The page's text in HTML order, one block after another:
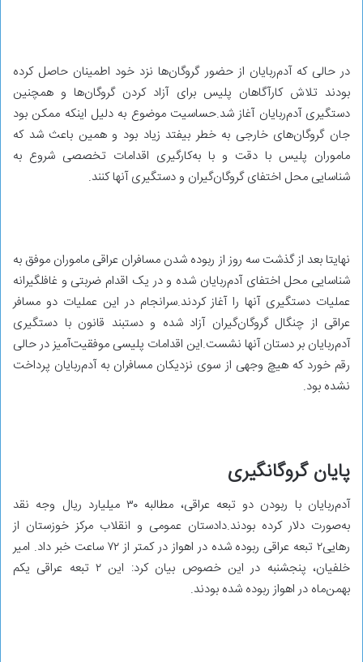
در حالی که آدم‌ربایان از حضور گروگان‌ها نزد خود اطمینان حاصل کرده
بودند تلاش کارآگاهان پلیس برای آزاد کردن گروگان‌ها و همچنین
دستگیری آدم‌ربایان آغاز شد.حساسیت موضوع به دلیل اینکه ممکن بود
جان گروگان‌های خارجی به خطر بیفتد زیاد بود و همین باعث شد که
ماموران پلیس با دقت و با به‌کارگیری اقدامات تخصصی شروع به
شناسایی محل اختفای گروگان‌گیران و دستگیری آنها کنند.
نهایتا بعد از گذشت سه روز از ربوده شدن مسافران عراقی ماموران موفق به
شناسایی محل اختفای آدم‌ربایان شده و در یک اقدام ضربتی و غافلگیرانه
عملیات دستگیری آنها را آغاز کردند.سرانجام در این عملیات دو مسافر
عراقی از چنگال گروگان‌گیران آزاد شده و دستبند قانون با دستگیری
آدم‌ربایان بر دستان آنها نشست.این اقدامات پلیسی موفقیت‌آمیز در حالی
رقم خورد که هیچ وجهی از سوی نزدیکان مسافران به آدم‌ربایان پرداخت
نشده بود.
پایان گروگانگیری
آدم‌ربایان با ربودن دو تبعه عراقی، مطالبه ۳۰ میلیارد ریال وجه نقد
به‌صورت دلار کرده بودند.دادستان عمومی و انقلاب مرکز خوزستان از
رهایی۲ تبعه عراقی ربوده شده در اهواز در کمتر از ۷۲ ساعت خبر داد. امیر
خلفیان، پنجشنبه در این خصوص بیان کرد: این ۲ تبعه عراقی یکم
بهمن‌ماه در اهواز ربوده شده بودند.